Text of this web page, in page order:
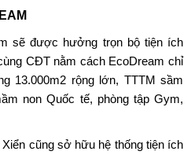
sẽ được hưởng trọn bộ tiện ích
CĐT nằm cách EcoDream chỉ
13.000m2 rộng lớn, TTTM sầm
non Quốc tế, phòng tập Gym,
cũng sở hữu hệ thống tiện ích